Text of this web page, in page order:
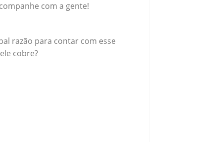
com a gente!
razão para contar com esse
cobre?